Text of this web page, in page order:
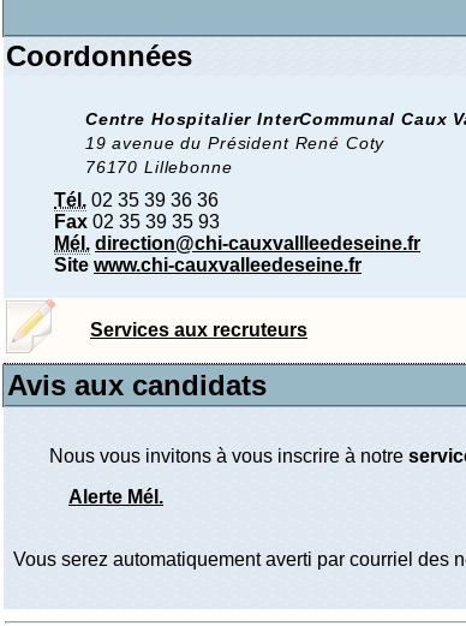
Coordonnées
Centre Hospitalier InterCommunal Caux
19 avenue du Président René Coty
76170 Lillebonne
Tél. 02 35 39 36 36
Fax 02 35 39 35 93
Mél. direction@chi-cauxvallleedeseine.fr
Site www.chi-cauxvalleedeseine.fr
Services aux recruteurs
Avis aux candidats
Nous vous invitons à vous inscrire à notre
Alerte Mél.
Vous serez automatiquement averti par courriel des